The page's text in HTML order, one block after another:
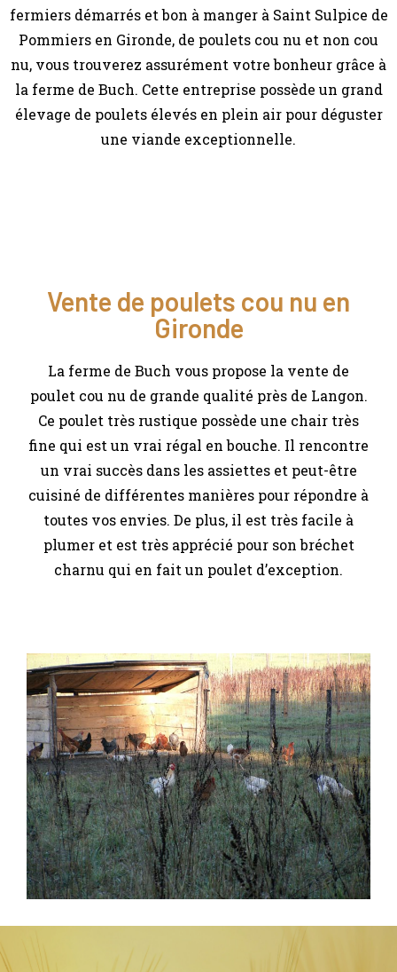
fermiers démarrés et bon à manger à Saint Sulpice de
Pommiers en Gironde, de poulets cou nu et non cou
nu, vous trouverez assurément votre bonheur grâce à
la ferme de Buch. Cette entreprise possède un grand
élevage de poulets élevés en plein air pour déguster
une viande exceptionnelle.
Vente de poulets cou nu en
Gironde
La ferme de Buch vous propose la vente de
poulet cou nu de grande qualité près de Langon.
Ce poulet très rustique possède une chair très
fine qui est un vrai régal en bouche. Il rencontre
un vrai succès dans les assiettes et peut-être
cuisiné de différentes manières pour répondre à
toutes vos envies. De plus, il est très facile à
plumer et est très apprécié pour son bréchet
charnu qui en fait un poulet d’exception.